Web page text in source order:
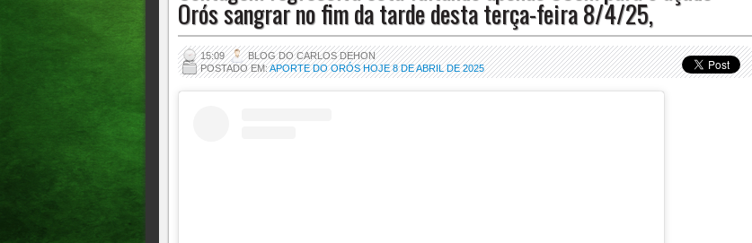
Orós sangrar no fim da tarde desta terça-feira 8/4/25,
15:09
BLOG DO CARLOS DEHON
POSTADO EM:APORTE DO ORÓS HOJE 8 DE ABRIL DE 2025